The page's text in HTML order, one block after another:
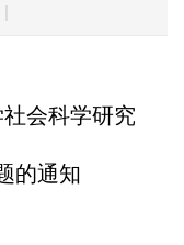
|
会科学研究
的通知